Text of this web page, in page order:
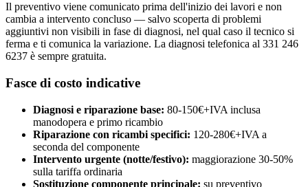
Il preventivo viene comunicato prima dell'inizio dei lavori e non
cambia a intervento concluso — salvo scoperta di problemi
aggiuntivi non visibili in fase di diagnosi, nel qual caso il tecnico si
ferma e ti comunica la variazione. La diagnosi telefonica al 331 246
6237 è sempre gratuita.
Fasce di costo indicative
Diagnosi e riparazione base: 80-150€+IVA inclusa
manodopera e primo ricambio
Riparazione con ricambi specifici: 120-280€+IVA a
seconda del componente
Intervento urgente (notte/festivo): maggiorazione 30-50%
sulla tariffa ordinaria
Sostituzione componente principale: su preventivo